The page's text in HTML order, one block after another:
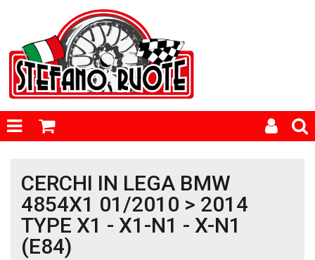
CERCHI IN LEGA BMW
4854X1 01/2010 > 2014
TYPE X1 - X1-N1 - X-N1
(E84)